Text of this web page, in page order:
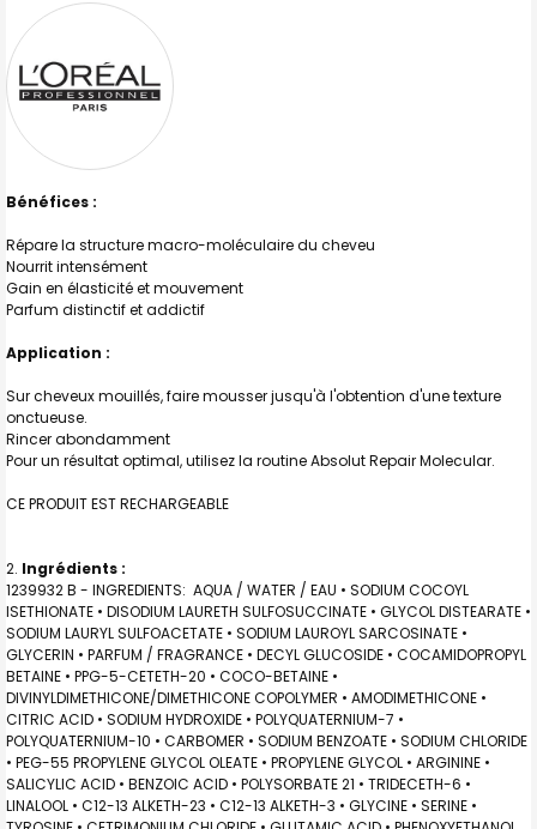
Bénéfices :
Répare la structure macro-moléculaire du cheveu
Nourrit intensément
Gain en élasticité et mouvement
Parfum distinctif et addictif
Application :
Sur cheveux mouillés, faire mousser jusqu'à l'obtention d'une texture
onctueuse.
Rincer abondamment
Pour un résultat optimal, utilisez la routine Absolut Repair Molecular.
CE PRODUIT EST RECHARGEABLE
Ingrédients :
1239932 B - INGREDIENTS: AQUA / WATER / EAU • SODIUM COCOYL
ISETHIONATE • DISODIUM LAURETH SULFOSUCCINATE • GLYCOL DISTEARATE •
SODIUM LAURYL SULFOACETATE • SODIUM LAUROYL SARCOSINATE •
GLYCERIN • PARFUM / FRAGRANCE • DECYL GLUCOSIDE • COCAMIDOPROPYL
BETAINE • PPG-5-CETETH-20 • COCO-BETAINE •
DIVINYLDIMETHICONE/DIMETHICONE COPOLYMER • AMODIMETHICONE •
CITRIC ACID • SODIUM HYDROXIDE • POLYQUATERNIUM-7 •
POLYQUATERNIUM-10 • CARBOMER • SODIUM BENZOATE • SODIUM CHLORIDE
• PEG-55 PROPYLENE GLYCOL OLEATE • PROPYLENE GLYCOL • ARGININE •
SALICYLIC ACID • BENZOIC ACID • POLYSORBATE 21 • TRIDECETH-6 •
LINALOOL • C12-13 ALKETH-23 • C12-13 ALKETH-3 • GLYCINE • SERINE •